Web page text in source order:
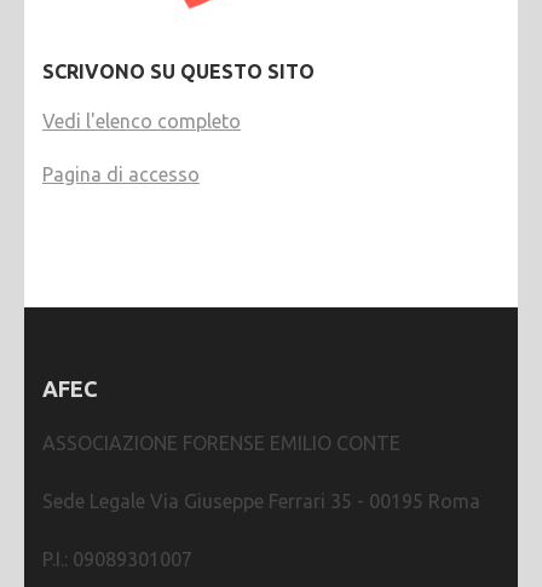
SCRIVONO SU QUESTO SITO
Vedi l'elenco completo
Pagina di accesso
AFEC
ASSOCIAZIONE FORENSE EMILIO CONTE
Sede Legale Via Giuseppe Ferrari 35 - 00195 Roma
P.I.: 09089301007